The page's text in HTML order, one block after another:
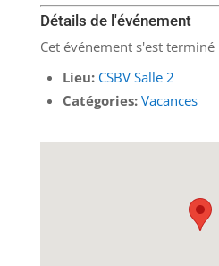
Détails de l'événement
Cet événement s'est
Lieu: CSBV Salle 2
Catégories: Vacances